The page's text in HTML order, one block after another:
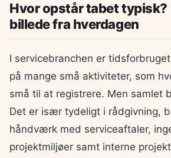
Hvor opstår tabet typisk?
billede fra hverdagen
I servicebranchen er
på mange små aktiviteter, som
små til at registrere. Men samlet
Det er især tydeligt i rådgivning,
håndværk med serviceaftaler,
projektmiljøer samt interne